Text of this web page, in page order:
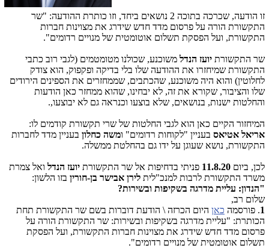
זו הודעה, שכרכה בתוכה 2 נושאים ביחד, וזו כותרת ההודעה: "שר
התקשורת הורה על פרסום מדד חדש שידרג את מצוינות חברות
התקשורת, ועל הפסקת תשלום אוטומטית של מנויים רדומים".
שר התקשורת יועז הנדל משוכנע, שכולנו מטומטמים (לגבי רוב כתבי
התקשורת שמיחזרו את ההודעה שלו בלי בדיקה ופקפוק, הוא צודק
לחלוטין) והוא היה משוכנע, שהכתבים, שממחזרים את הספינים הירודים
שלו והציבור, שקורא את זה, לא יבחינו, שהוא ממחזר כאן הודעות
והחלטות ישנות, בנושאים, שלא בוצעו וכנראה גם לא יבוצעו,.
המיחזור הקיים כאן הוא לגבי החלטות של שרי תקשורת קודמים לו:
אריאל אטיאס בעניין "לקוחות רדומים" ומשה כחלון בעניין מדד לחברות
התקשורת, נושא שעוגן על ידו גם בהחלטת ממשלה.
לכן, ביום 11.8.20 פניתי בדחיפות אל שר התקשורת יועז הנדל ואל צמרת
משרד התקשורת לרבות למנכ"לית לירן אבישר בן-חורין בזו הלשון:
"הנדון: עליית מדרגה בשקיפות ובשירות?
שלום רב,
1. פורסמה כאן היום הכרזה \ הודעת דוברות בשם שר התקשורת תחת
הכותרת: "עליית מדרגה בשקיפות ובשירות: שר התקשורת הורה על
פרסום מדד חדש שידרג את מצוינות חברות התקשורת, ועל הפסקת
תשלום אוטומטית של מנויים רדומים".